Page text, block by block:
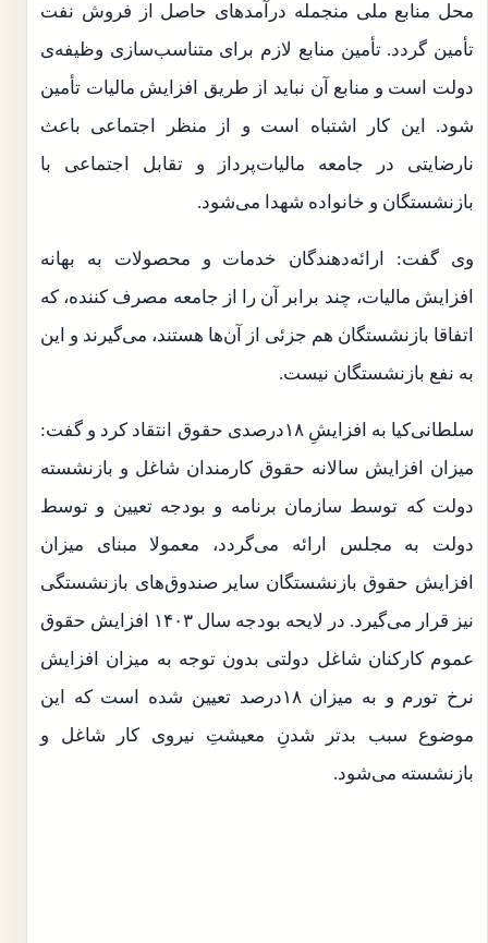
محل منابع ملی منجمله درآمدهای حاصل از فروش نفت
تأمین گردد. تأمین منابع لازم برای متناسب‌سازی وظیفه‌ی
دولت است و منابع آن نباید از طریق افزایش مالیات تأمین
شود. این کار اشتباه است و از منظر اجتماعی باعث
نارضایتی در جامعه مالیات‌پرداز و تقابل اجتماعی با
بازنشستگان و خانواده شهدا می‌شود.
وی گفت: ارائه‌دهندگان خدمات و محصولات به بهانه
افزایش مالیات، چند برابر آن را از جامعه مصرف کننده، که
اتفاقا بازنشستگان هم جزئی از آن‌ها هستند، می‌گیرند و این
به نفع بازنشستگان نیست.
سلطانی‌کیا به افزایشِ ۱۸درصدی حقوق انتقاد کرد و گفت:
میزان افزایش سالانه حقوق کارمندان شاغل و بازنشسته
دولت که توسط سازمان برنامه و بودجه تعیین و توسط
دولت به مجلس ارائه می‌گردد، معمولا مبنای میزان
افزایش حقوق بازنشستگان سایر صندوق‌های بازنشستگی
نیز قرار می‌گیرد. در لایحه بودجه سال ۱۴۰۳ افزایش حقوق
عموم کارکنان شاغل دولتی بدون توجه به میزان افزایش
نرخ تورم و به میزان ۱۸درصد تعیین شده است که این
موضوع سبب بدتر شدنِ معیشتِ نیروی کار شاغل و
بازنشسته می‌شود.